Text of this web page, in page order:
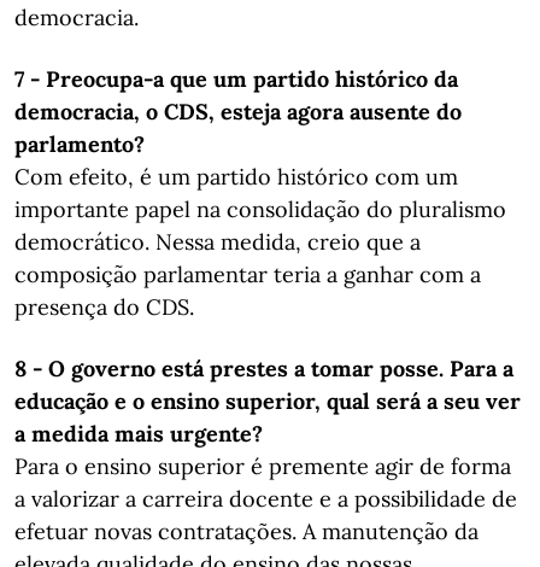
democracia.
7 - Preocupa-a que um partido histórico da
democracia, o CDS, esteja agora ausente do
parlamento?
Com efeito, é um partido histórico com um
importante papel na consolidação do pluralismo
democrático. Nessa medida, creio que a
composição parlamentar teria a ganhar com a
presença do CDS.
8 - O governo está prestes a tomar posse. Para a
educação e o ensino superior, qual será a seu ver
​​​​​​​a medida mais urgente?
Para o ensino superior é premente agir de forma
a valorizar a carreira docente e a possibilidade de
efetuar novas contratações. A manutenção da